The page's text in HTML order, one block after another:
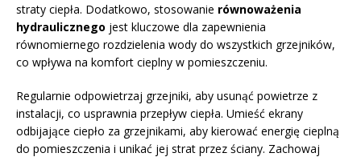
straty ciepła. Dodatkowo, stosowanie równoważenia
hydraulicznego jest kluczowe dla zapewnienia
równomiernego rozdzielenia wody do wszystkich grzejników,
co wpływa na komfort cieplny w pomieszczeniu.
Regularnie odpowietrzaj grzejniki, aby usunąć powietrze z
instalacji, co usprawnia przepływ ciepła. Umieść ekrany
odbijające ciepło za grzejnikami, aby kierować energię cieplną
do pomieszczenia i unikać jej strat przez ściany. Zachowaj